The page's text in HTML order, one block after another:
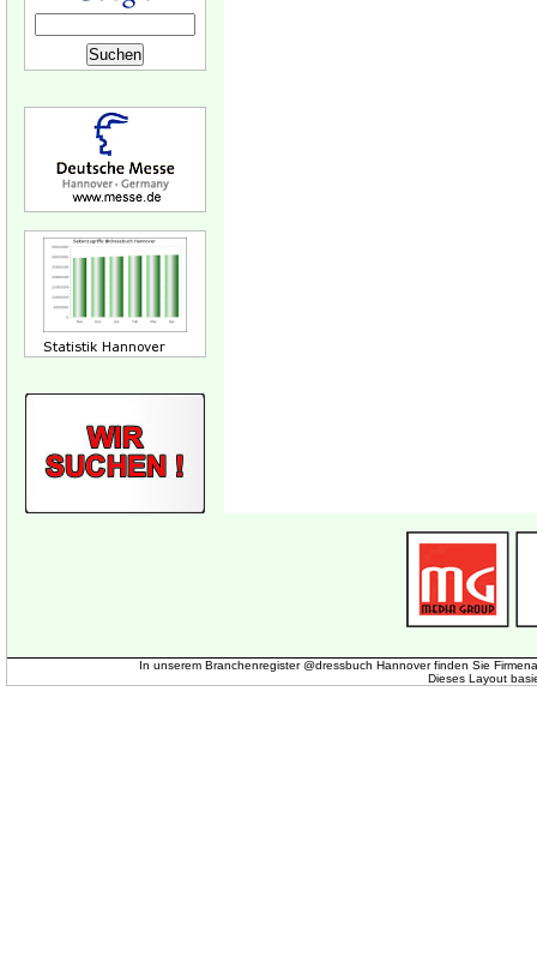
In unserem Branchenregister @dressbuch Hannover finden Sie
Dieses Layout